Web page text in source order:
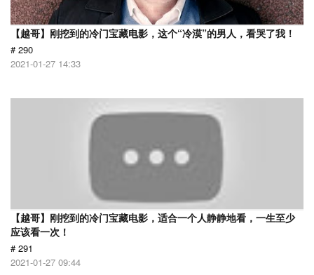
【越哥】刚挖到的冷门宝藏电影，这个“冷漠”的男人，看哭了我！
# 290
2021-01-27 14:33
【越哥】刚挖到的冷门宝藏电影，适合一个人静静地看，一生至少
应该看一次！
# 291
2021-01-27 09:44